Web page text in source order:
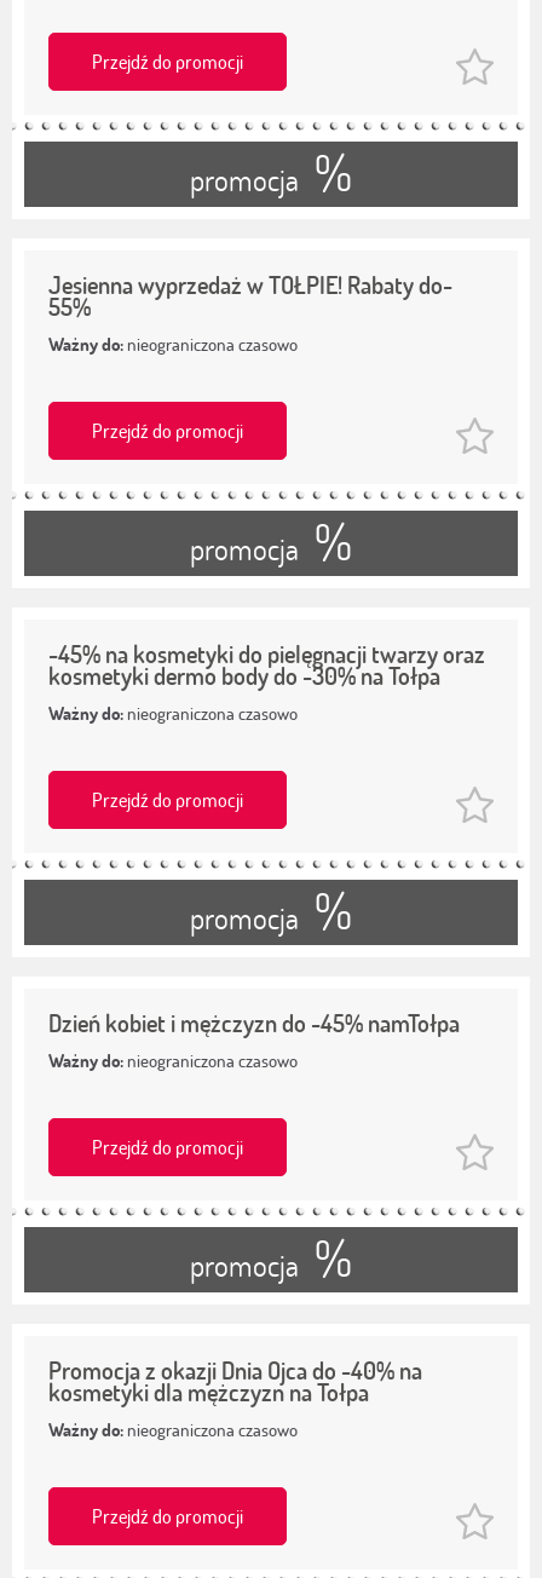
Przejdź do promocji
promocja %
Jesienna wyprzedaż w TOŁPIE! Rabaty do-
55%
Ważny do: nieograniczona czasowo
Przejdź do promocji
promocja %
-45% na kosmetyki do pielęgnacji twarzy oraz
kosmetyki dermo body do -30% na Tołpa
Ważny do: nieograniczona czasowo
Przejdź do promocji
promocja %
Dzień kobiet i mężczyzn do -45% namTołpa
Ważny do: nieograniczona czasowo
Przejdź do promocji
promocja %
Promocja z okazji Dnia Ojca do -40% na
kosmetyki dla mężczyzn na Tołpa
Ważny do: nieograniczona czasowo
Przejdź do promocji